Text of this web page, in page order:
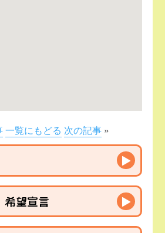
一覧にもどる 次の記事»
▶
希望宣言 ▶